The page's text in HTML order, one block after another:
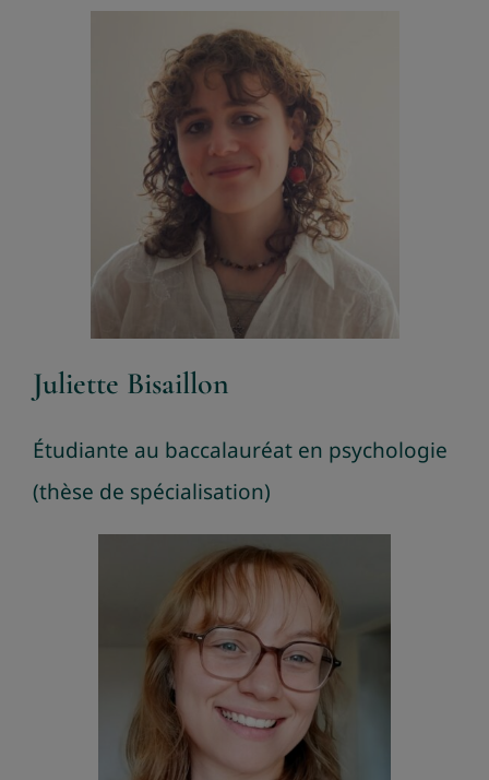
Juliette Bisaillon
Étudiante au baccalauréat en psychologie
(thèse de spécialisation)